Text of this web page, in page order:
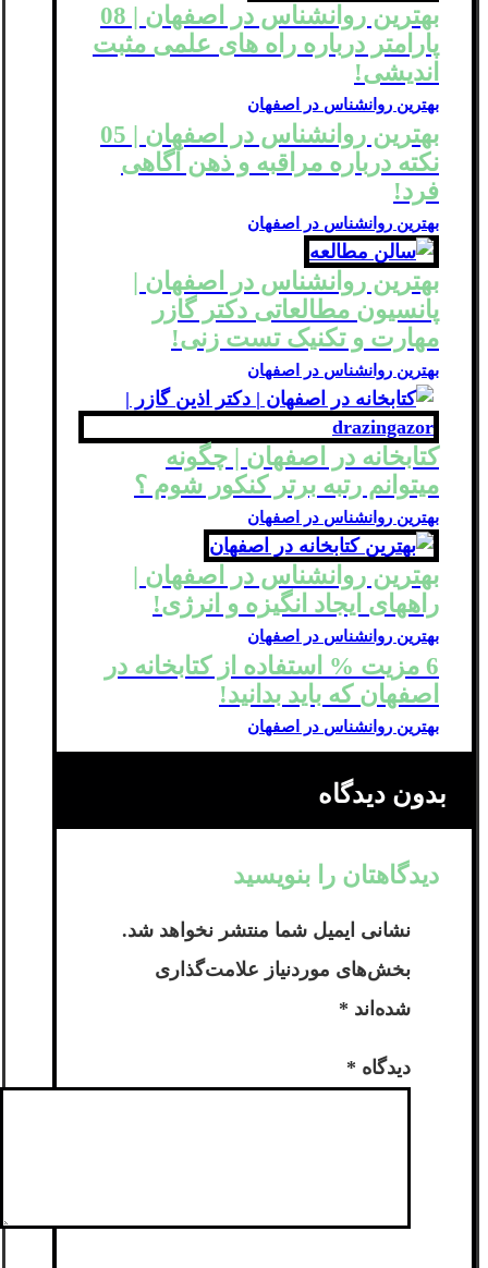
بهترین روانشناس در اصفهان | 08
پارامتر درباره راه های علمی مثبت
اندیشی!
بهترین روانشناس در اصفهان
بهترین روانشناس در اصفهان | 05
نکته درباره مراقبه و ذهن آگاهی
فرد!
بهترین روانشناس در اصفهان
بهترین روانشناس در اصفهان |
پانسیون مطالعاتی دکتر گازر
مهارت و تکنیک تست زنی!
بهترین روانشناس در اصفهان
کتابخانه در اصفهان | چگونه
میتوانم رتبه برتر کنکور شوم ؟
بهترین روانشناس در اصفهان
بهترین روانشناس در اصفهان |
راههای ایجاد انگیزه و انرژی!
بهترین روانشناس در اصفهان
6 مزیت % استفاده از کتابخانه در
اصفهان که باید بدانید!
بهترین روانشناس در اصفهان
بدون دیدگاه
دیدگاهتان را بنویسید
نشانی ایمیل شما منتشر نخواهد شد.
بخش‌های موردنیاز علامت‌گذاری
شده‌اند *
دیدگاه *